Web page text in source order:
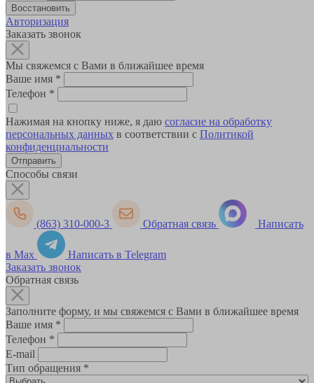
Авторизация
Заказать звонок
Мы свяжемся с Вами в ближайшее время
Ваше имя *
Телефон *
Нажимая на кнопку ниже, я даю согласие на обработку
персональных данных в соответствии с Политикой
конфиденциальности
Способы связи
(863) 310-000-3 Обратная связь Написать
в Max
Написать в Telegram
Заказать звонок
Обратная связь
Заполните форму, и мы свяжемся с Вами в ближайшее время
Ваше имя *
Телефон *
E-mail
Тип обращения *